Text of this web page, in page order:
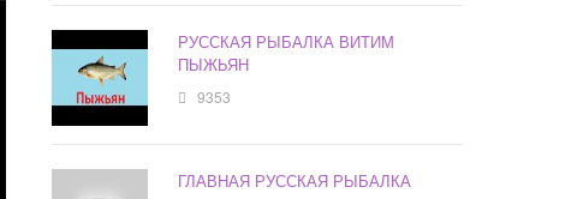
РУССКАЯ РЫБАЛКА ВИТИМ
ПЫЖЬЯН
9353
ГЛАВНАЯ РУССКАЯ РЫБАЛКА